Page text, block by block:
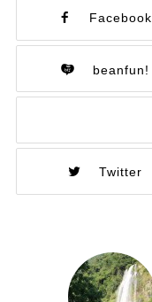
Facebook
beanfun!
Twitter